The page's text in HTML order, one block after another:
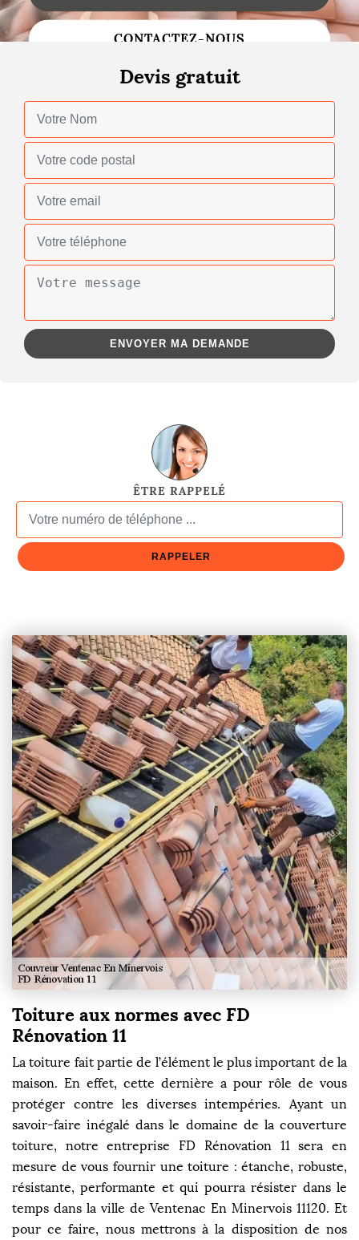
Changement de toiture
Gouttières
Réparation de toiture
CONTACTEZ-NOUS
Devis gratuit
ÊTRE RAPPELÉ
Toiture aux normes avec FD
Rénovation 11
La toiture fait partie de l’élément le plus important de la
maison. En effet, cette dernière a pour rôle de vous
protéger contre les diverses intempéries. Ayant un
savoir-faire inégalé dans le domaine de la couverture
toiture, notre entreprise FD Rénovation 11 sera en
mesure de vous fournir une toiture : étanche, robuste,
résistante, performante et qui pourra résister dans le
temps dans la ville de Ventenac En Minervois 11120. Et
pour ce faire, nous mettrons à la disposition de nos